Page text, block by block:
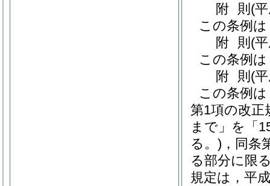
附 則 (
この条例
附 則 (
この条例
附 則 (
この条例
第1項の改正
まで」を「
る。) ，同条
る部分に限
規定は，平